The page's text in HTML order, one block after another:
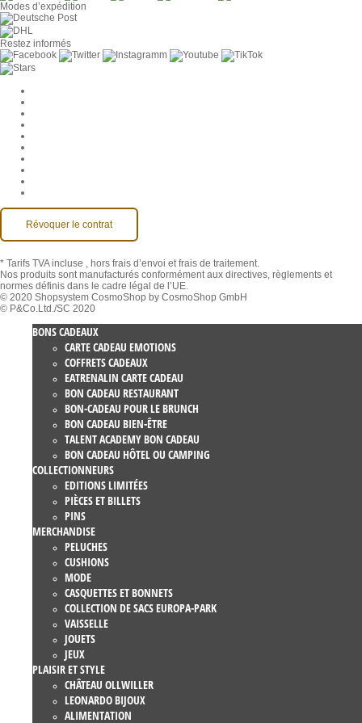
Modes d’expédition
Restez informés
Révoquer le contrat
* Tarifs TVA incluse , hors frais d’envoi et frais de traitement.
Nos produits sont manufacturés conformément aux directives, règlements et
normes définis dans le cadre légal de l’UE.
© 2020 Shopsystem CosmoShop by CosmoShop GmbH
© P&Co.Ltd./SC 2020
BONS CADEAUX
CARTE CADEAU EMOTIONS
COFFRETS CADEAUX
EATRENALIN CARTE CADEAU
BON CADEAU RESTAURANT
BON-CADEAU POUR LE BRUNCH
BON CADEAU BIEN-ÊTRE
TALENT ACADEMY BON CADEAU
BON CADEAU HÔTEL OU CAMPING
COLLECTIONNEURS
EDITIONS LIMITÉES
PIÈCES ET BILLETS
PINS
MERCHANDISE
PELUCHES
CUSHIONS
MODE
CASQUETTES ET BONNETS
COLLECTION DE SACS EUROPA-PARK
VAISSELLE
JOUETS
JEUX
PLAISIR ET STYLE
CHÂTEAU OLLWILLER
LEONARDO BIJOUX
ALIMENTATION